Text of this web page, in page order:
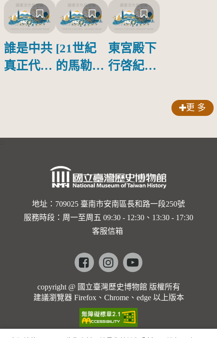
誰是中共
真正代言
[21世紀
的馬勒、
的依戀—
勒大地之
歌]【對
世界與生
命的依戀
馬勒大地
之歌】
東宮殿下
行啓紀念
更 多
地址：709025 臺南市安南區長和路一段250號
服務時段：周一至周五 09:30 - 12:30、13:30 - 17:30
客服信箱
Facebookinstagramyoutube
copyright @ 國立臺灣歷史博物館 版權所有
建議瀏覽器 Firefox、Chrome、edge 以上版本